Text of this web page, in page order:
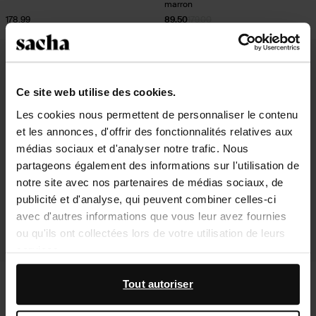
Ce site web utilise des cookies.
Les cookies nous permettent de personnaliser le contenu
et les annonces, d'offrir des fonctionnalités relatives aux
médias sociaux et d'analyser notre trafic. Nous
partageons également des informations sur l'utilisation de
notre site avec nos partenaires de médias sociaux, de
publicité et d'analyse, qui peuvent combiner celles-ci
avec d'autres informations que vous leur avez fournies
ou qu'ils ont collectées lors de votre utilisation de leurs
services.
En outre, nous travaillons avec Google à des fins de
publicité et de mesure. Vous pouvez en savoir plus sur la
Tout autoriser
178.99
marron
89.50
Bottes hautes en cuir à rabat - noir
283.99
Bottes en daim avec rabat - beige
167.99